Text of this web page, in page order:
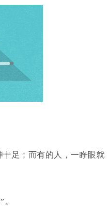
足；而有的人，一睁眼就